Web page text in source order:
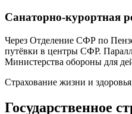
Санаторно-курортная
Через Отделение СФР по
путёвки в центры СФР.
Министерства обороны для
Страхование жизни и здоровья
Государственное